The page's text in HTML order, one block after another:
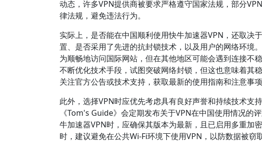
动态，许多VPN提供商被要求严格遵守国家法规，部分
律法规，避免违法行为。
实际上，是否能在中国顺利使用快牛加速器VPN，还取决
置、是否采用了先进的抗封锁技术，以及用户的网络环境
为顺畅地访问国际网站，但在其他地区可能会遇到连接不
不断优化技术手段，试图突破网络封锁，但这也意味着其
关注官方公告或技术支持，获取最新的使用指南和注意事项
此外，选择VPN时应优先考虑具有良好声誉和持续技术
《Tom's Guide》会定期发布关于VPN在中国使用情况的
牛加速器VPN时，应确保其版本为最新，且已启用多重加
时，建议避免在公共Wi-Fi环境下使用VPN，以防数据被